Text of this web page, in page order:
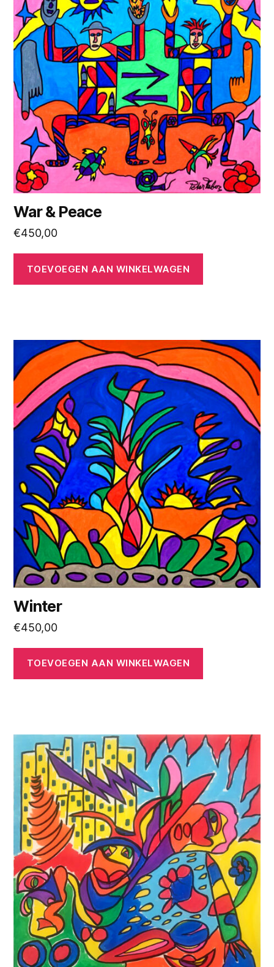
War & Peace
€450,00
TOEVOEGEN AAN WINKELWAGEN
Winter
€450,00
TOEVOEGEN AAN WINKELWAGEN